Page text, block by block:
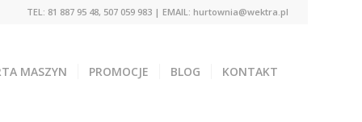
TEL: 81 887 95 48, 507 059 983 | EMAIL: hurtownia@wektra.pl
MASZYN PROMOCJE BLOG KONTAKT